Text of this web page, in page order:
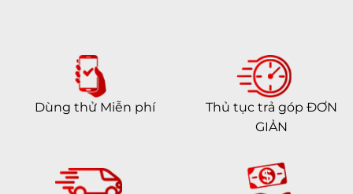
Dùng thử Miễn phí
Thủ tục trả góp ĐƠN
GIẢN